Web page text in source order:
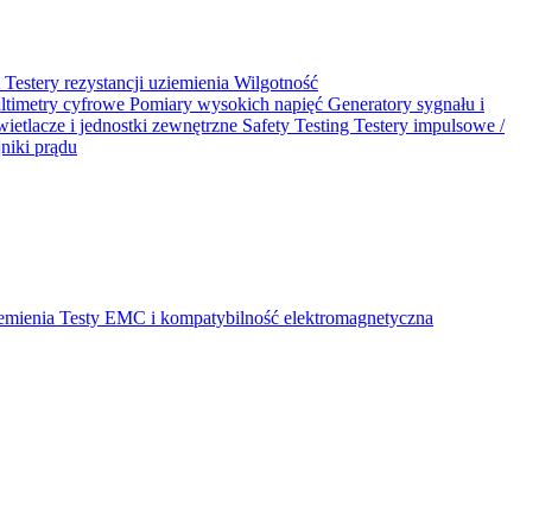
Testery rezystancji uziemienia Wilgotność
cyfrowe Pomiary wysokich napięć Generatory sygnału i
i jednostki zewnętrzne Safety Testing Testery impulsowe /
prądu
Testy EMC i kompatybilność elektromagnetyczna